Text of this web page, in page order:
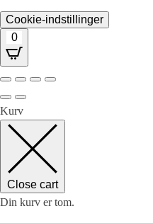
Cookie-indstillinger
0
Kurv
Close cart
Din kurv er tom.